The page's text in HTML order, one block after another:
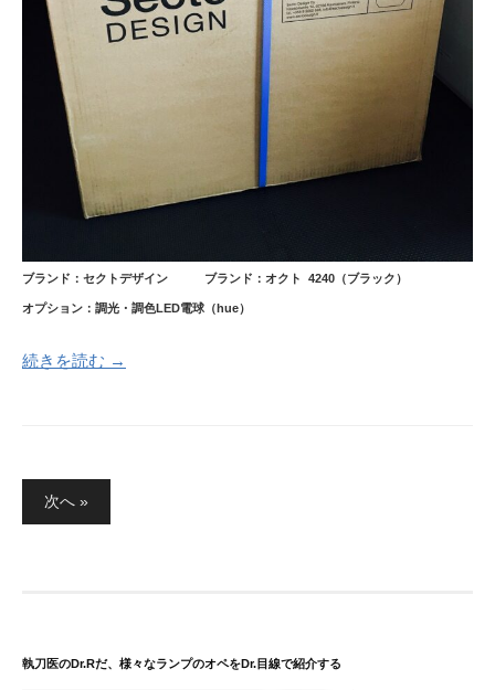
ブランド：セクトデザイン ブランド：オクト 4240（ブラック）
オプション：調光・調色LED電球（hue）
続きを読む →
り
次へ »
執刀医のDr.Rだ、様々なランプのオペをDr.目線で紹介する